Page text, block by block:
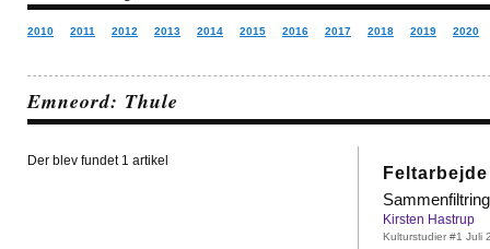
2010 2011 2012 2013 2014 2015 2016 2017 2018 2019 2020
Emneord: Thule
Der blev fundet 1 artikel
Kirsten Hastrup
Kulturstudier #1 Juli